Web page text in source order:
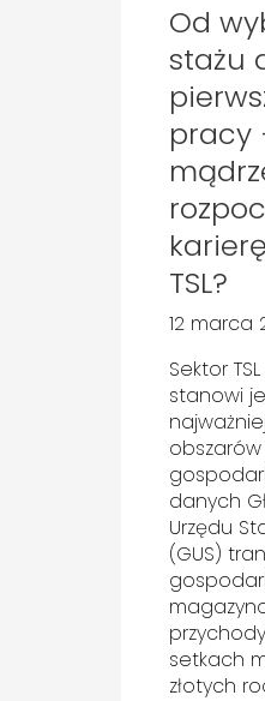
Od
stażu
pracy
TSL?
12 marca
Sektor
stanowi
danych
Urzędu
(GUS)
setkach
złotych